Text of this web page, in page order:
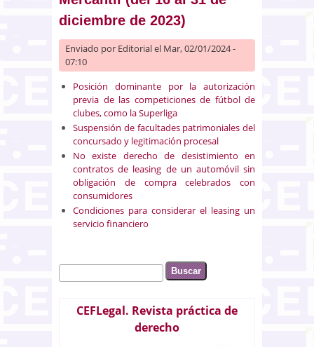
diciembre de 2023)
Enviado por Editorialel Mar, 02/01/2024 -
07:10
Posición dominante por la autorización
previa de las competiciones de fútbol de
clubes, como la Superliga
Suspensión de facultades patrimoniales del
concursado y legitimación procesal
No existe derecho de desistimiento en
contratos de leasing de un automóvil sin
obligación de compra celebrados con
consumidores
Condiciones para considerar el leasing un
servicio financiero
Formulario de búsqueda
Buscar
CEFLegal. Revista práctica de
derecho